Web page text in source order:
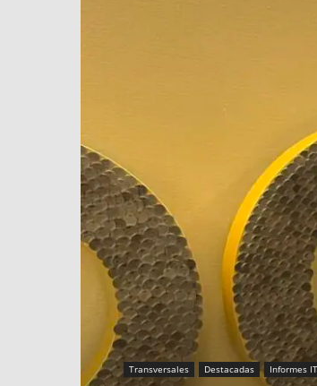
Transversales Destacadas Informes